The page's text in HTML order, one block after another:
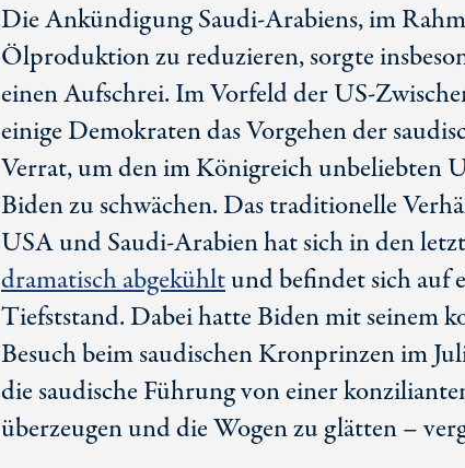
Die Ankündigung Saudi-Arabiens, im
Ölproduktion zu reduzieren, sorgte
einen Aufschrei. Im Vorfeld derUS-
einige Demokraten das Vorgehen der
Verrat, um den im Königreich unbeliebten
Biden zu schwächen. Das traditionelle
USA und Saudi-Arabien hat sich in den
dramatisch abgekühltund befindet sich auf
Tiefststand. Dabei hatte Biden mit seinem
Besuch beim saudischen Kronprinzen im
die saudische Führung von einer
überzeugen und die Wogen zu glätten –